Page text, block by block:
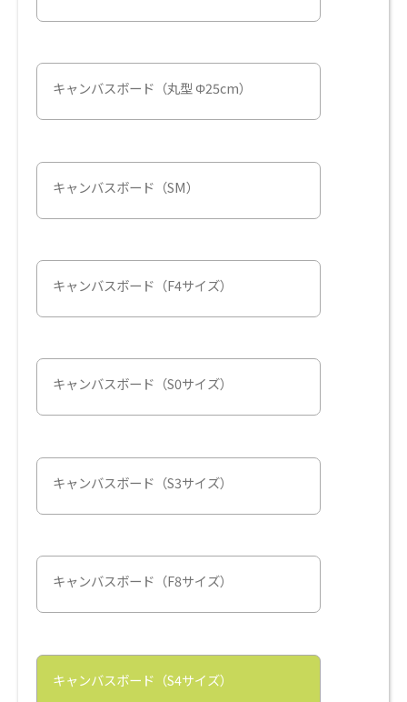
キャンバスボード（丸型 Φ25cm）
キャンバスボード（SM）
キャンバスボード（F4サイズ）
キャンバスボード（S0サイズ）
キャンバスボード（S3サイズ）
キャンバスボード（F8サイズ）
キャンバスボード（S4サイズ）